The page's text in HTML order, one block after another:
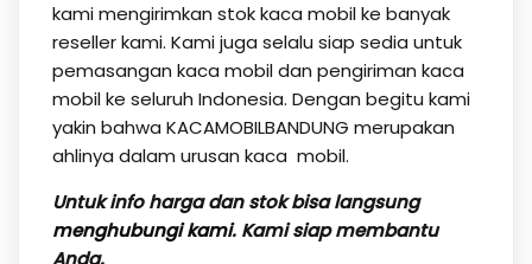
kami mengirimkan stok kaca mobil ke banyak
reseller kami. Kami juga selalu siap sedia untuk
pemasangan kaca mobil dan pengiriman kaca
mobil ke seluruh Indonesia. Dengan begitu kami
yakin bahwa KACAMOBILBANDUNG merupakan
ahlinya dalam urusan kaca mobil.
Untuk info harga dan stok bisa langsung
menghubungi kami. Kami siap membantu